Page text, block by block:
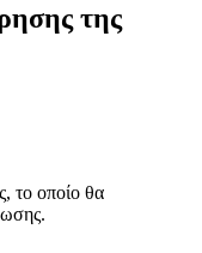
της
το οποίο θα